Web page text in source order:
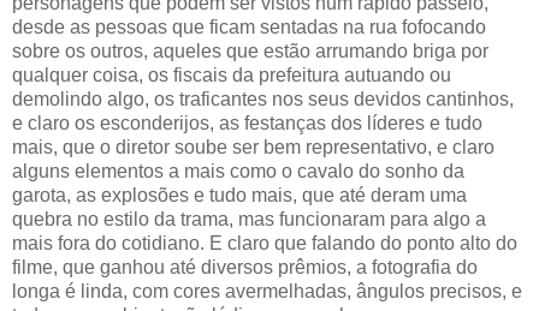
desde as pessoas que ficam sentadas na rua fofocando
sobre os outros, aqueles que estão arrumando briga por
qualquer coisa, os fiscais da prefeitura autuando ou
demolindo algo, os traficantes nos seus devidos cantinhos,
e claro os esconderijos, as festanças dos líderes e tudo
mais, que o diretor soube ser bem representativo, e claro
alguns elementos a mais como o cavalo do sonho da
garota, as explosões e tudo mais, que até deram uma
quebra no estilo da trama, mas funcionaram para algo a
mais fora do cotidiano. E claro que falando do ponto alto do
filme, que ganhou até diversos prêmios, a fotografia do
longa é linda, com cores avermelhadas, ângulos precisos, e